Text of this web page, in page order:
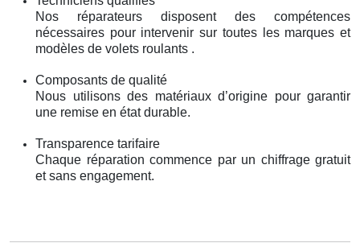
Nos réparateurs disposent des compétences
nécessaires pour intervenir sur toutes les marques et
modèles de volets roulants .
Composants de qualité
Nous utilisons des matériaux d’origine pour garantir
une remise en état durable.
Transparence tarifaire
Chaque réparation commence par un chiffrage gratuit
et sans engagement.